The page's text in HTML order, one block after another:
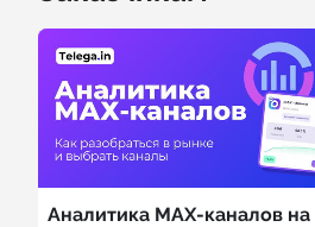
Аналитика MAX-каналов на